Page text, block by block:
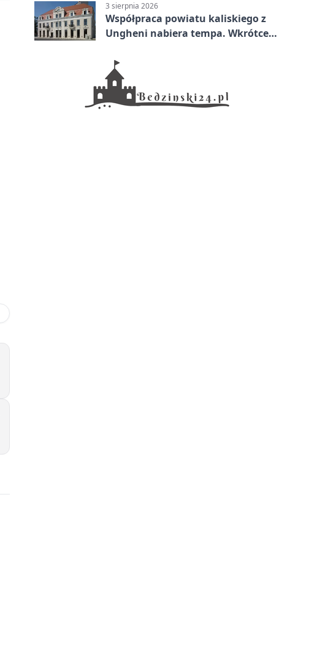
3 sierpnia 2026
Współpraca powiatu kaliskiego z
Ungheni nabiera tempa. Wkrótce